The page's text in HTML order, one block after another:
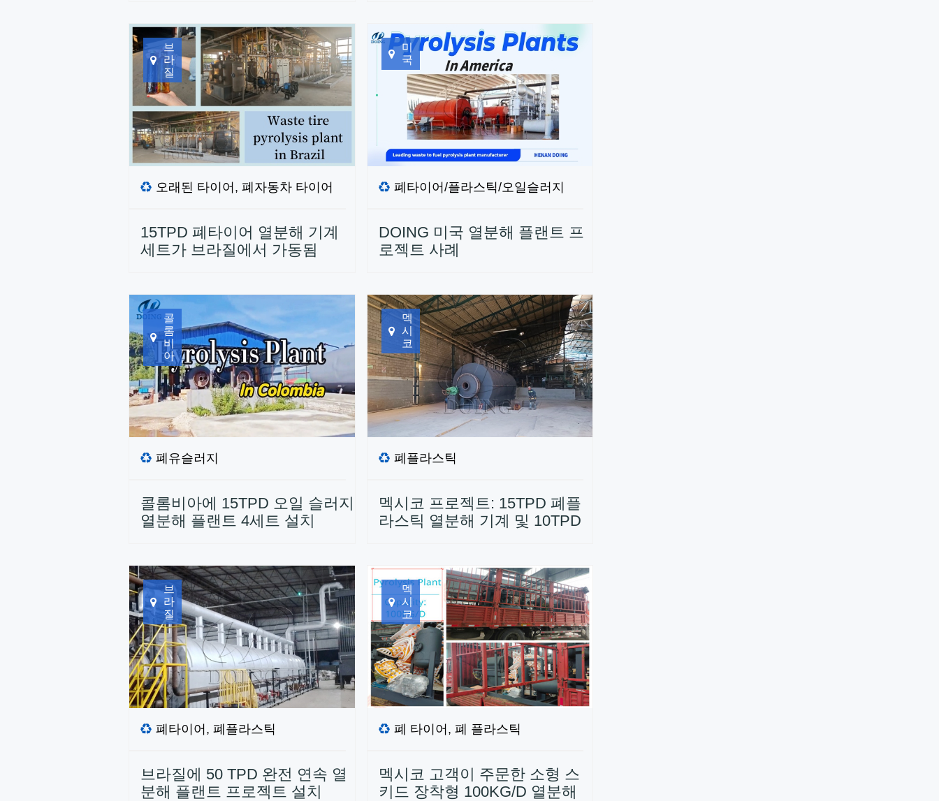
브
라
질
오래된 타이어, 폐자동차 타이어
15TPD 폐타이어 열분해 기계
세트가 브라질에서 가동됨
미
국
폐타이어/플라스틱/오일슬러지
DOING 미국 열분해 플랜트 프
로젝트 사례
콜
롬
비
아
폐유슬러지
콜롬비아에 15TPD 오일 슬러지
열분해 플랜트 4세트 설치
멕
시
코
폐플라스틱
멕시코 프로젝트: 15TPD 폐플
라스틱 열분해 기계 및 10TPD
브
라
질
폐타이어, 폐플라스틱
브라질에 50 TPD 완전 연속 열
분해 플랜트 프로젝트 설치
멕
시
코
폐 타이어, 폐 플라스틱
멕시코 고객이 주문한 소형 스
키드 장착형 100KG/D 열분해